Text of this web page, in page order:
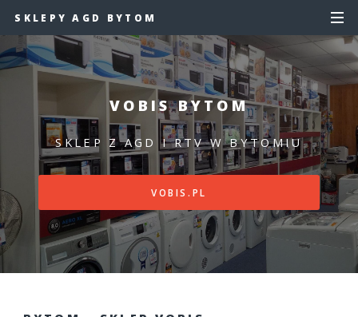
SKLEPY AGD BYTOM
VOBIS BYTOM
SKLEP Z AGD I RTV W BYTOMIU
VOBIS.PL